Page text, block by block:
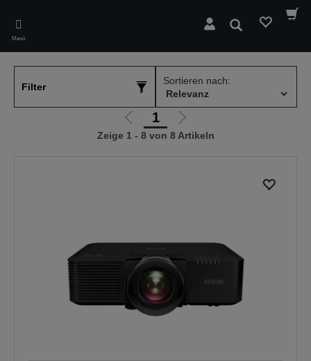
main
content
Menü
Suchen
Filter
Sortieren nach:
Zur
vorherigen
1
Zur
nächsten
Zeige 1 - 8 von 8 Artikeln